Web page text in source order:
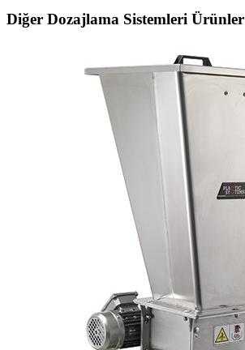
Diğer Dozajlama Sistemleri Ürünler